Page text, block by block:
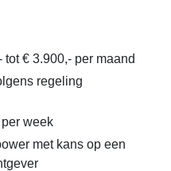
€ 3.900,- per maand
regeling
week
met kans op een